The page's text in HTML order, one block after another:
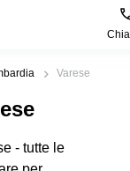
Varese
- tutte le